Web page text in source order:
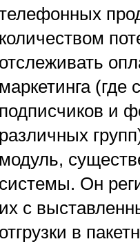
количеством
отслеживать
маркетинга
подписчиков и
различных
модуль,
системы. Он
их с
отгрузки в